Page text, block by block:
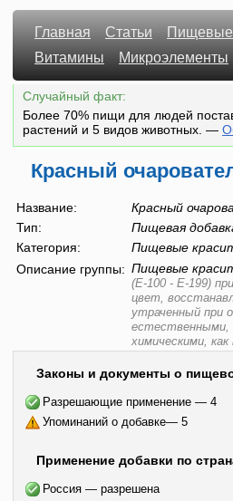
Главная Статьи
Пищевые
Витамины
Микроэлементы
Случайный факт:
Более 70% пищи для людей
растений и 5 видов животных. —
Красный
Название:
Красный
Тип:
Пищевая
Категория:
Пищевые
Описание группы: Пищевые
(E-100 - E-199)
цвет,
утраченный при
естественными,
химическими,
Законы и документы о
Разрешающие применение — 4
Упоминаний о добавке— 5
Применение добавки по
Россия — разрешена